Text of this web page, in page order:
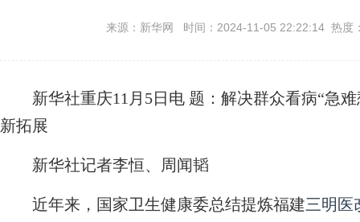
来源：新华网 时间：2024-11-05 22:22:14 热度
新华社重庆11月5日电 题：解决群众看病“急
新拓展
新华社记者李恒、周闻韬
近年来，国家卫生健康委总结提炼福建三明医